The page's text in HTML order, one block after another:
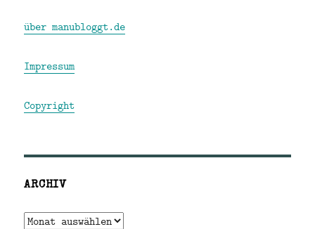
über manubloggt.de
Impressum
Copyright
ARCHIV
Archiv